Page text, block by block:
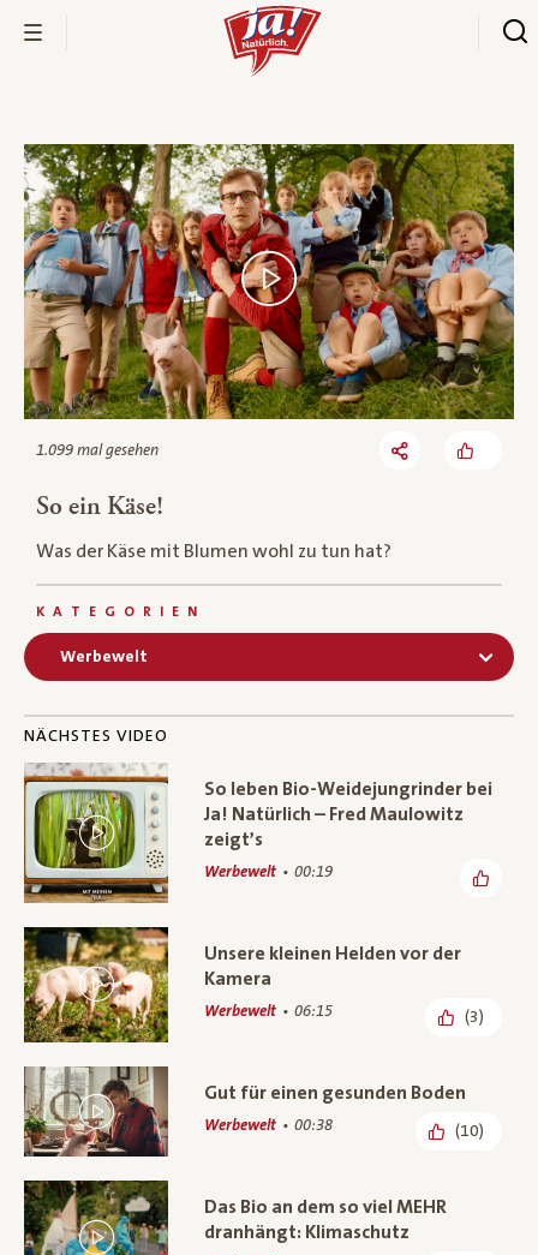
Bio-Thek
1.099 mal gesehen
So ein Käse!
Was der Käse mit Blumen wohl zu tun hat?
KATEGORIEN
Werbewelt
NÄCHSTES VIDEO
So leben Bio-Weidejungrinder bei
Ja! Natürlich – Fred Maulowitz
zeigt’s
Werbewelt 00:19
Unsere kleinen Helden vor der
Kamera
Werbewelt 06:15 (3)
Gut für einen gesunden Boden
Werbewelt 00:38 (10)
Das Bio an dem so viel MEHR
dranhängt: Klimaschutz